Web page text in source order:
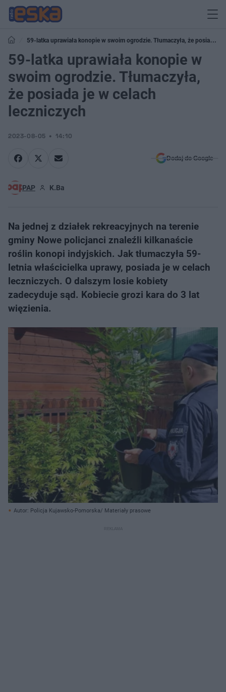
59-latka uprawiała konopie w swoim ogrodzie. Tłumaczyła, że posiada je
w celach leczniczych
59-latka uprawiała konopie w
swoim ogrodzie. Tłumaczyła,
że posiada je w celach
leczniczych
2023-08-05 14:10
Dodaj do Google
PAP K.Ba
Na jednej z działek rekreacyjnych na terenie
gminy Nowe policjanci znaleźli kilkanaście
roślin konopi indyjskich. Jak tłumaczyła 59-
letnia właścicielka uprawy, posiada je w celach
leczniczych. O dalszym losie kobiety
zadecyduje sąd. Kobiecie grozi kara do 3 lat
więzienia.
Autor: Policja Kujawsko-Pomorska/ Materiały prasowe